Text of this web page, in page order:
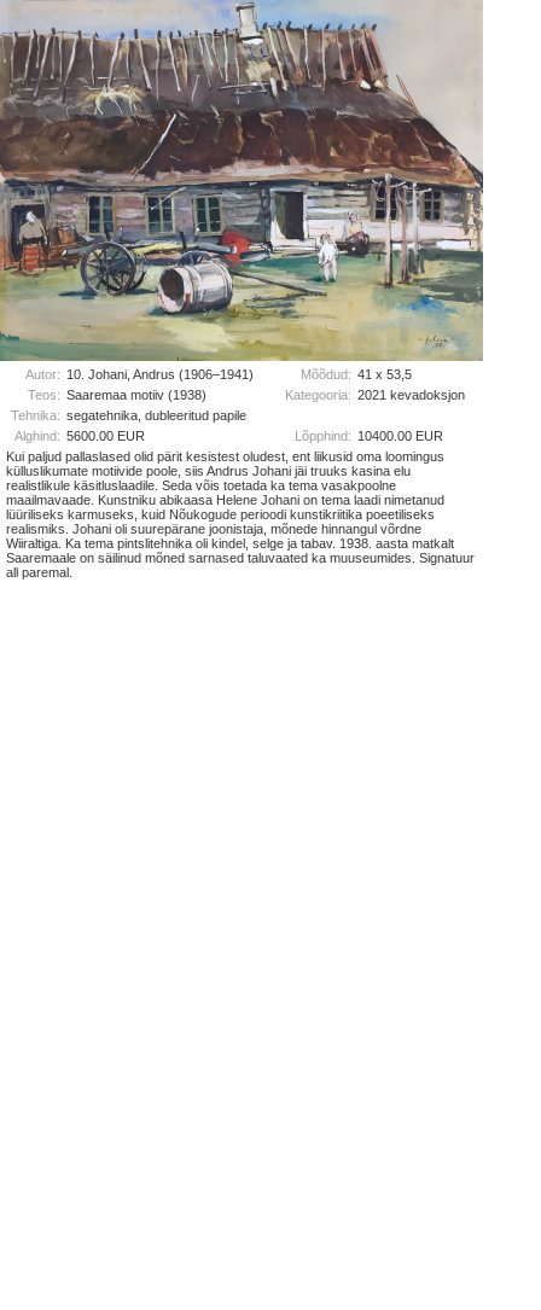
Autor: 10. Johani, Andrus (1906–1941) Mõõdud: 41 x 53,5
Teos: Saaremaa motiiv (1938) Kategooria: 2021 kevadoksjon
Tehnika: segatehnika, dubleeritud papile
Alghind: 5600.00 EUR Lõpphind: 10400.00 EUR
Kui paljud pallaslased olid pärit kesistest oludest, ent liikusid oma loomingus
külluslikumate motiivide poole, siis Andrus Johani jäi truuks kasina elu
realistlikule käsitluslaadile. Seda võis toetada ka tema vasakpoolne
maailmavaade. Kunstniku abikaasa Helene Johani on tema laadi nimetanud
lüüriliseks karmuseks, kuid Nõukogude perioodi kunstikriitika poeetiliseks
realismiks. Johani oli suurepärane joonistaja, mõnede hinnangul võrdne
Wiiraltiga. Ka tema pintslitehnika oli kindel, selge ja tabav. 1938. aasta matkalt
Saaremaale on säilinud mõned sarnased taluvaated ka muuseumides. Signatuur
all paremal.